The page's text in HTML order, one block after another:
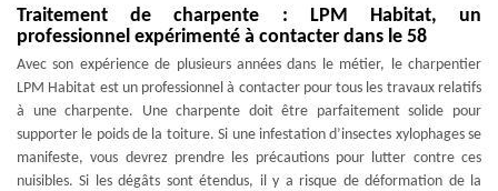
Traitement de charpente : LPM Habitat, un
professionnel expérimenté à contacter dans le 58
Avec son expérience de plusieurs années dans le métier, le charpentier
LPM Habitat est un professionnel à contacter pour tous les travaux relatifs
à une charpente. Une charpente doit être parfaitement solide pour
supporter le poids de la toiture. Si une infestation d’insectes xylophages se
manifeste, vous devrez prendre les précautions pour lutter contre ces
nuisibles. Si les dégâts sont étendus, il y a risque de déformation de la